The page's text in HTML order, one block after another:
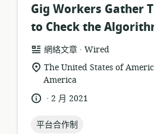
Gig Workers Gather
to Check the
資
源
格
網絡文章 .
發
布
Wired
相
關
The United States of
America
語
.
發
日
2 月 2021
topic:
平台合作制